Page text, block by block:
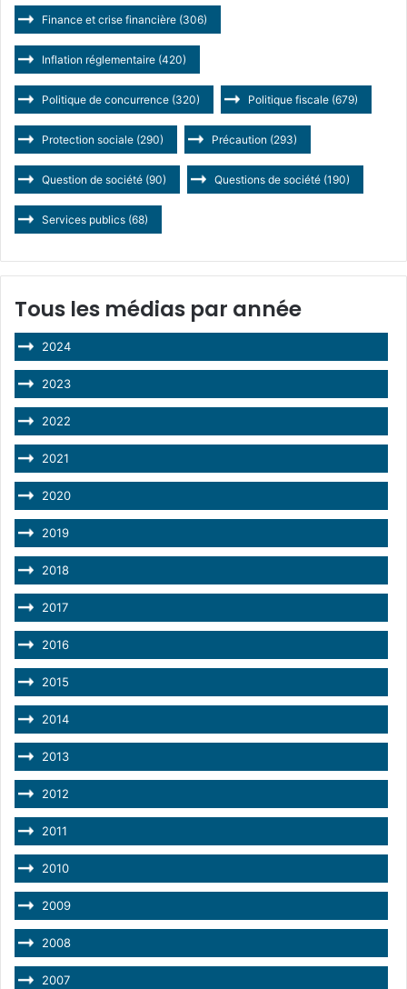
Finance et crise financière (306)
Inflation réglementaire (420)
Politique de concurrence (320) Politique fiscale (679)
Protection sociale (290) Précaution (293)
Question de société (90) Questions de société (190)
Services publics (68)
Tous les médias par année
2024
2023
2022
2021
2020
2019
2018
2017
2016
2015
2014
2013
2012
2011
2010
2009
2008
2007